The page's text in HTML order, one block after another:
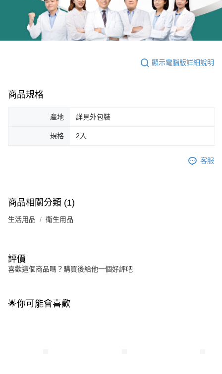
顯示電腦版詳細說明
商品規格
產地 詳見外包裝
規格 2入
客服
商品相關分類 (1)
生活用品 衛生用品
評價
喜歡這個商品嗎？購買後給他一個好評吧
🌟你可能會喜歡